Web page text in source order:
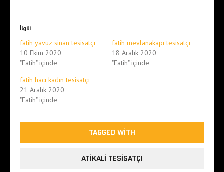
İlgili
fatih yavuz sinan tesisatçı
10 Ekim 2020
"Fatih" içinde
fatih mevlanakapı tesisatçı
18 Aralık 2020
"Fatih" içinde
fatih hacı kadın tesisatçı
21 Aralık 2020
"Fatih" içinde
TAGGED WITH
ATIKALI TESISATÇI